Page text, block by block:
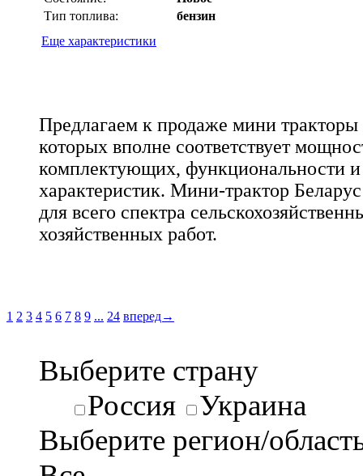
Тип топлива:
бензин
Еще характеристики
Предлагаем к продаже мини тракторы
которых вполне соответствует
комплектующих, функциональности и
характеристик. Мини-трактор
для всего спектра
хозяйственных работ.
1 2 3 4 5 6 7 8 9 ... 24 вперед→
Выберите страну
Россия
Украина
Выберите регион/